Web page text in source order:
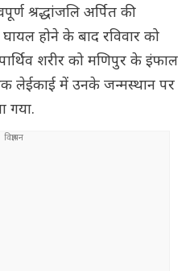
श्रद्धांजलि अर्पित की
होने के बाद रविवार को
शरीर को मणिपुर के इंफाल
लेईकाई में उनके जन्मस्थान पर
गया.